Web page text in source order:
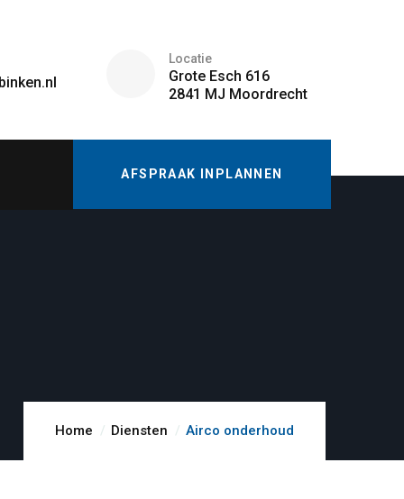
Locatie
Grote Esch 616
2841 MJ Moordrecht
AFSPRAAK INPLANNEN
Home Diensten Airco onderhoud